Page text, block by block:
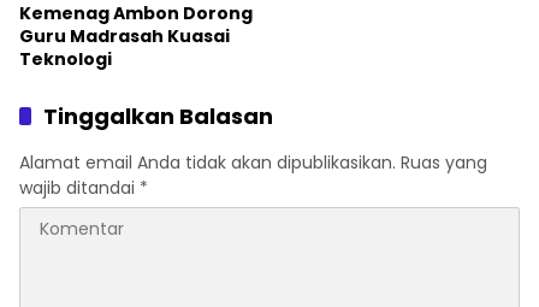
Kemenag Ambon Dorong
Guru Madrasah Kuasai
Teknologi
Tinggalkan Balasan
Alamat email Anda tidak akan dipublikasikan. Ruas yang
wajib ditandai *